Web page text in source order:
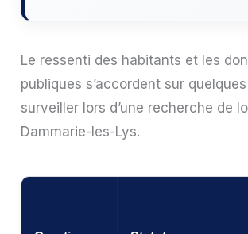
Le ressenti des habitants et les
publiques s’accordent sur
surveiller lors d’une recherche de
Dammarie-les-Lys.